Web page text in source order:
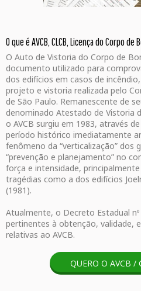
O que é AVCB, CLCB, Licença do Corpo de
O Auto de Vistoria do Corpo de
documento utilizado para
dos edifícios em casos de
projeto e vistoria realizada pelo
de São Paulo. Remanescente de
denominado Atestado de Vistoria
o AVCB surgiu em 1983, através
período histórico imediatamente
fenômeno da “verticalização” dos
“prevenção e planejamento” no
força e intensidade,
tragédias como a dos edifícios
(1981).
Atualmente, o Decreto Estadual
pertinentes à obtenção, validade,
relativas ao AVCB.
QUERO O AVCB /